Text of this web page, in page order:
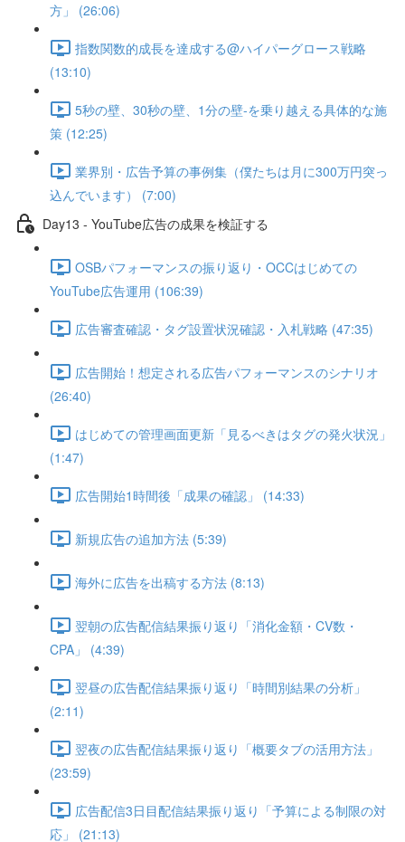
方」 (26:06)
指数関数的成長を達成する@ハイパーグロース戦略
(13:10)
5秒の壁、30秒の壁、1分の壁-を乗り越える具体的な施
策 (12:25)
業界別・広告予算の事例集（僕たちは月に300万円突っ
込んでいます） (7:00)
Day13 - YouTube広告の成果を検証する
OSBパフォーマンスの振り返り・OCCはじめての
YouTube広告運用 (106:39)
広告審査確認・タグ設置状況確認・入札戦略 (47:35)
広告開始！想定される広告パフォーマンスのシナリオ
(26:40)
はじめての管理画面更新「見るべきはタグの発火状況」
(1:47)
広告開始1時間後「成果の確認」 (14:33)
新規広告の追加方法 (5:39)
海外に広告を出稿する方法 (8:13)
翌朝の広告配信結果振り返り「消化金額・CV数・
CPA」 (4:39)
翌昼の広告配信結果振り返り「時間別結果の分析」
(2:11)
翌夜の広告配信結果振り返り「概要タブの活用方法」
(23:59)
広告配信3日目配信結果振り返り「予算による制限の対
応」 (21:13)